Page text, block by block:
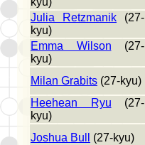
Julia Retzmanik (27-
kyu)
Emma Wilson (27-
kyu)
Milan Grabits (27-kyu)
Heehean Ryu (27-
kyu)
Joshua Bull
(27-kyu)